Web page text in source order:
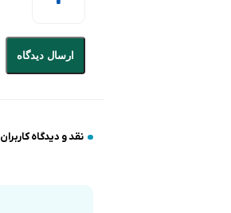
ارسال دیدگاه
نقد و دیدگاه کاربران